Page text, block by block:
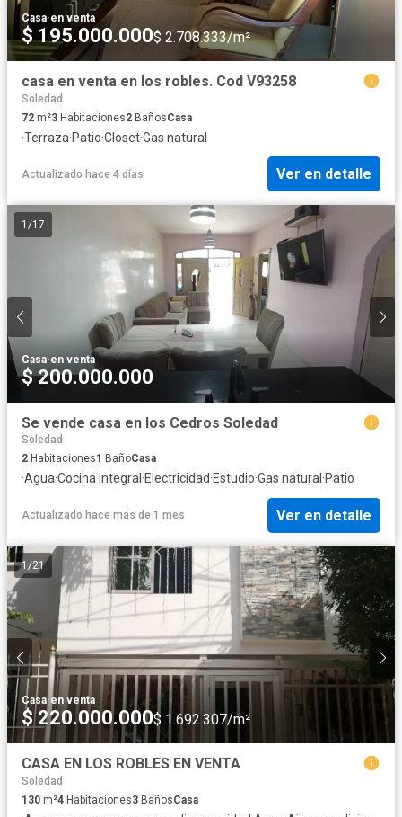
Casa·en venta
$ 195.000.000$ 2.708.333/m²
casa en venta en los robles. Cod V93258
Soledad
72 m²3 Habitaciones2 BañosCasa
·Terraza·Patio·Closet·Gas natural
Actualizado hace 4 días Ver en detalle
1 /17
Casa·en venta
$ 200.000.000
Se vende casa en los Cedros Soledad
Soledad
2 Habitaciones1 BañoCasa
·Agua·Cocina integral ·Electricidad·Estudio·Gas natural ·Patio
Actualizado hace más de 1 mes Ver en detalle
1 /21
Casa·en venta
$ 220.000.000$ 1.692.307/m²
CASA EN LOS ROBLES EN VENTA
Soledad
130 m²4 Habitaciones3 BañosCasa